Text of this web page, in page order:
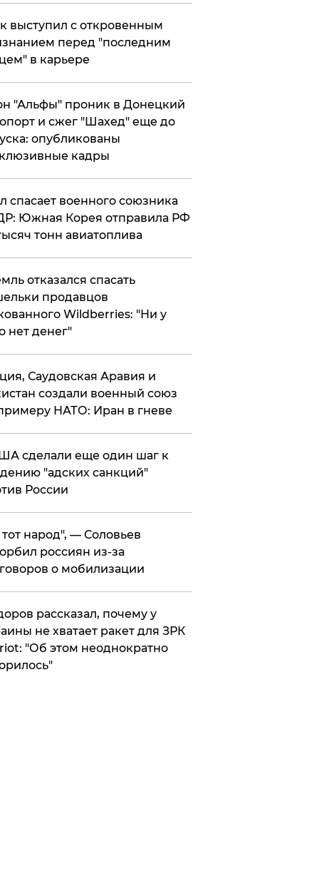
выступил с откровенным
перед "последним
в карьере
"Альфы" проник в Донецкий
и сжег "Шахед" еще до
опубликованы
кадры
спасает военного союзника
Южная Корея отправила РФ
тонн авиатоплива
отказался спасать
продавцов
Wildberries: "Ни у
нет денег"
Саудовская Аравия и
создали военный союз
НАТО: Иран в гневе
сделали еще один шаг к
"адских санкций"
России
народ", — Соловьев
россиян из-за
о мобилизации
рассказал, почему у
не хватает ракет для ЗРК
"Об этом неоднократно